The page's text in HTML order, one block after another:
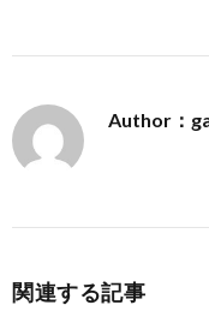
Author：
関連する記事